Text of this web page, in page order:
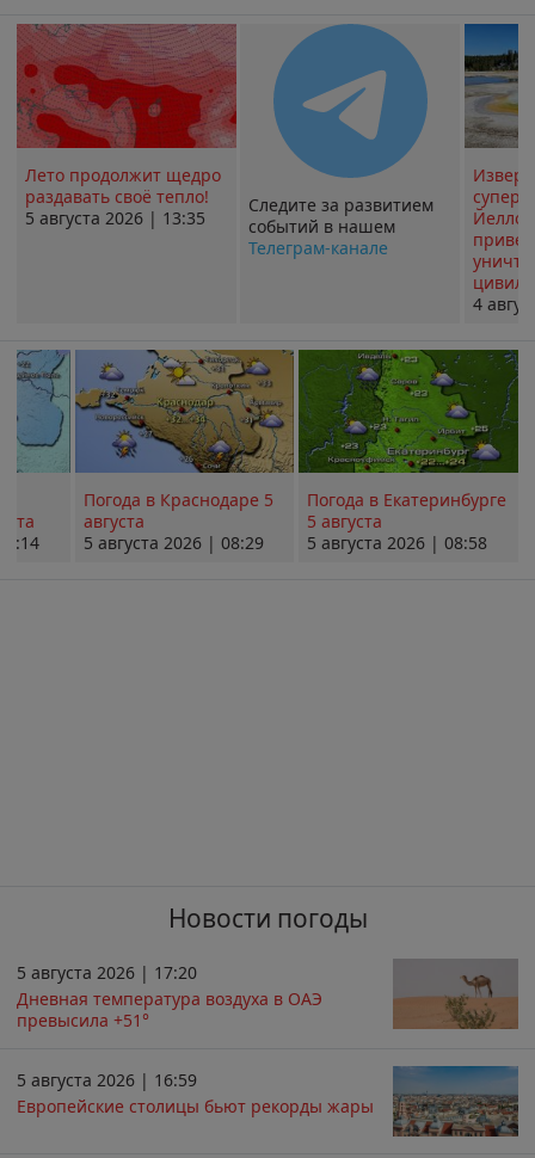
Лето продолжит щедро
раздавать своё тепло!
5 августа 2026 | 13:35
Следите за развитием
событий в нашем
Телеграм-канале
4
Погода в Краснодаре 5
августа
5 августа 2026 | 08:29
Погода в Екатеринбурге
5 августа
5 августа 2026 | 08:58
Новости погоды
5 августа 2026 | 17:20
Дневная температура воздуха в ОАЭ
превысила +51°
5 августа 2026 | 16:59
Европейские столицы бьют рекорды жары